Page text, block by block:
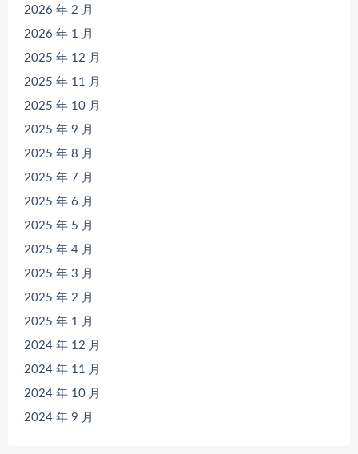
2026 年 2 月
2026 年 1 月
2025 年 12 月
2025 年 11 月
2025 年 10 月
2025 年 9 月
2025 年 8 月
2025 年 7 月
2025 年 6 月
2025 年 5 月
2025 年 4 月
2025 年 3 月
2025 年 2 月
2025 年 1 月
2024 年 12 月
2024 年 11 月
2024 年 10 月
2024 年 9 月